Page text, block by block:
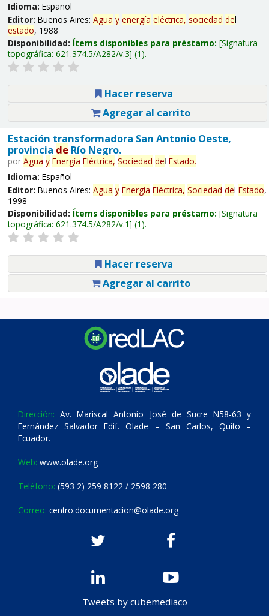
Idioma: Español
Editor: Buenos Aires: Agua y energía eléctrica, sociedad del
estado, 1988
Disponibilidad: Ítems disponibles para préstamo: Signatura
topográfica: 621.374.5/A282/v.3 (1).
Hacer reserva
Agregar al carrito
Estación transformadora San Antonio Oeste,
provincia deRío Negro.
por Agua y Energía Eléctrica, Sociedad del Estado.
Idioma: Español
Editor: Buenos Aires: Agua y Energía Eléctrica, Sociedad del Estado,
1998
Disponibilidad: Ítems disponibles para préstamo: Signatura
topográfica: 621.374.5/A282/v.1 (1).
Hacer reserva
Agregar al carrito
Dirección: Av. Mariscal Antonio José de Sucre N58-63 y
Fernández Salvador Edif. Olade – San Carlos, Quito –
Ecuador.
Web: www.olade.org
Teléfono: (593 2) 259 8122 / 2598 280
Correo: centro.documentacion@olade.org
Tweets by cubemediaco